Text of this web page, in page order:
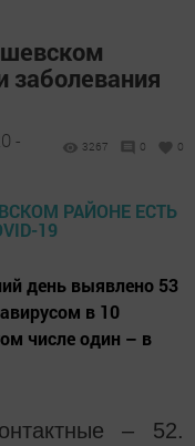
заболевания
-
3267 0 0
день выявлено 53
в 10
числе один – в
– 52.